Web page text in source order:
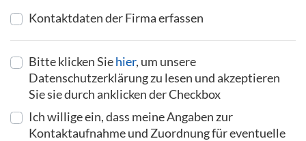
Kontaktdaten der Firma erfassen
Bitte klicken Siehier, um unsere
Datenschutzerklärung zu lesen und akzeptieren
Sie sie durch anklicken der Checkbox
Ich willige ein, dass meine Angaben zur
Kontaktaufnahme und Zuordnung für eventuelle